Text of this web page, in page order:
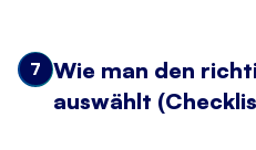
7
Wie man den
auswählt